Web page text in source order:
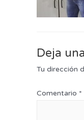
Deja
Tu dirección
Comentario *